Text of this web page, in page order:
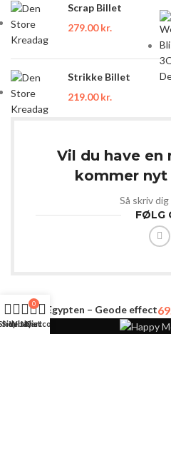
Scrap Billet
279.00kr.
Strikke Billet
219.00kr.
Vil du have en
kommer nyt
Så skriv
FØLG
Egypten – Geode effect
Sidebar
Wishlist
0
Cart
My account